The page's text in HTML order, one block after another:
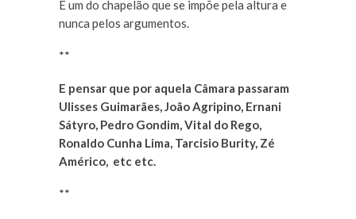
E um do chapelão que se impõe pela altura e
nunca pelos argumentos.
**
E pensar que por aquela Câmara passaram
Ulisses Guimarães, João Agripino, Ernani
Sátyro, Pedro Gondim, Vital do Rego,
Ronaldo Cunha Lima, Tarcisio Burity, Zé
Américo, etc etc.
**